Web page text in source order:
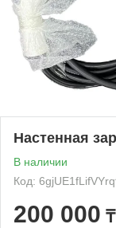
Настенная
В наличии
Код:
200 000 ₸